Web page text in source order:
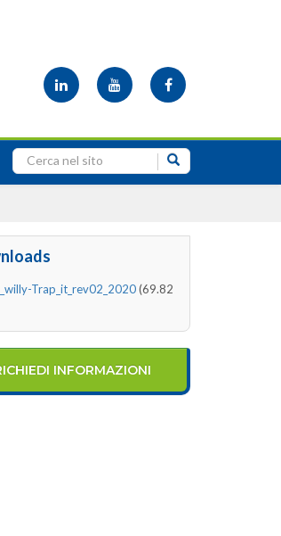
Trap_it_rev02_2020(69.82
INFORMAZIONI